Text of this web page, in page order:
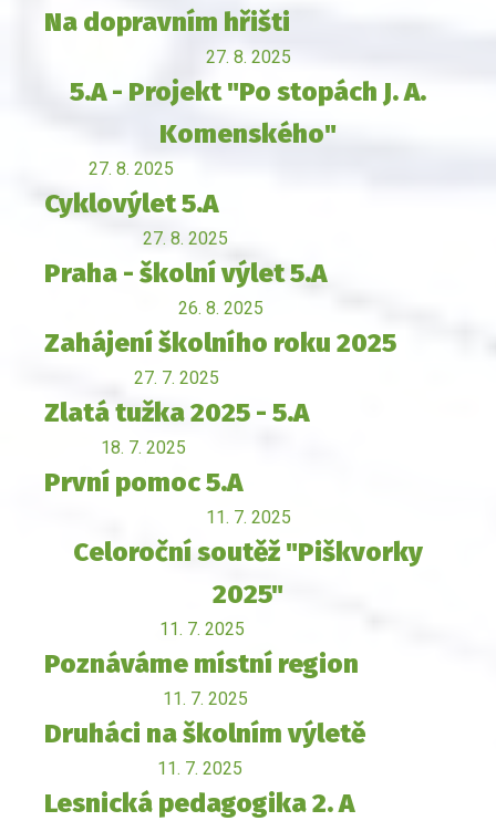
Na dopravním hřišti
27. 8. 2025
5.A - Projekt "Po stopách J. A.
Komenského"
27. 8. 2025
Cyklovýlet 5.A
27. 8. 2025
Praha - školní výlet 5.A
26. 8. 2025
Zahájení školního roku 2025
27. 7. 2025
Zlatá tužka 2025 - 5.A
18. 7. 2025
První pomoc 5.A
11. 7. 2025
Celoroční soutěž "Piškvorky
2025"
11. 7. 2025
Poznáváme místní region
11. 7. 2025
Druháci na školním výletě
11. 7. 2025
Lesnická pedagogika 2. A